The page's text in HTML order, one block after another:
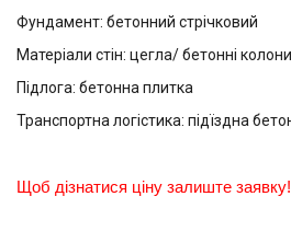
Фундамент: бетонний стрічковий
Матеріали стін: цегла/ бетонні колони
Підлога: бетонна плитка
Транспортна логістика: підїздна
Щоб дізнатися ціну залиште заявку!